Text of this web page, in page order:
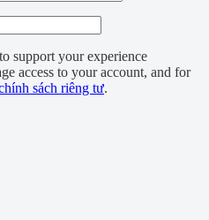
support your experience
access to your account, and for
sách riêng tư.